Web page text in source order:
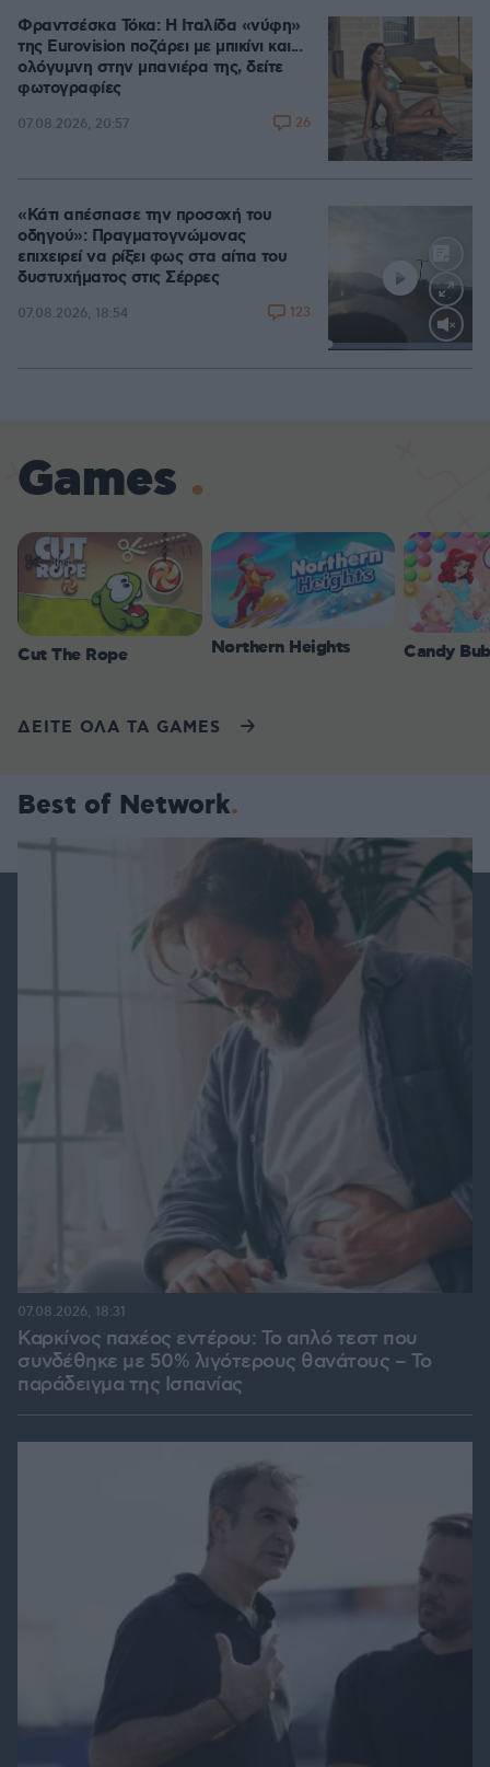
Φραντσέσκα Τόκα: Η Ιταλίδα «νύφη»
της Eurovision ποζάρει με μπικίνι και...
ολόγυμνη στην μπανιέρα της, δείτε
φωτογραφίες
07.08.2026, 20:57 26
Loaded:
«Κάτι απέσπασε την προσοχή του
οδηγού»: Πραγματογνώμονας
επιχειρεί να ρίξει φως στα αίτια του
δυστυχήματος στις Σέρρες
07.08.2026, 18:54 123
Games
Cut The Rope Northern Heights Candy
ΔΕΙΤΕ ΟΛΑ ΤΑ GAMES
Best of Network
Καρκίνος παχέος εντέρου: Το απλό τεστ που
συνδέθηκε με 50% λιγότερους θανάτους – Το
παράδειγμα της Ισπανίας
07.08.2026, 18:31